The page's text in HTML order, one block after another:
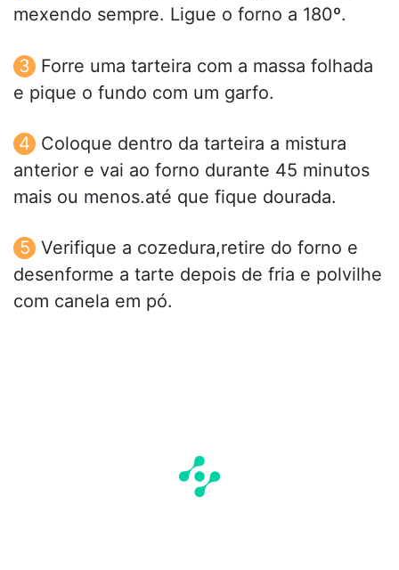
mexendo sempre. Ligue o forno a 180º.
Forre uma tarteira com a massa folhada
e pique o fundo com um garfo.
Coloque dentro da tarteira a mistura
anterior e vai ao forno durante 45 minutos
mais ou menos.até que fique dourada.
Verifique a cozedura,retire do forno e
desenforme a tarte depois de fria e polvilhe
com canela em pó.